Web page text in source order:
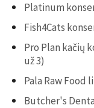
Platinum
Fish4Cats
Pro Plan kačių
už 3)
Pala Raw Food
Butcher's